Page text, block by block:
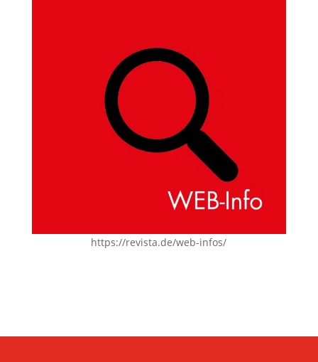
https://revista.de/web-infos/